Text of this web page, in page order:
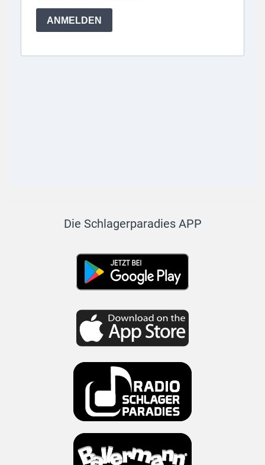
Die Schlagerparadies APP